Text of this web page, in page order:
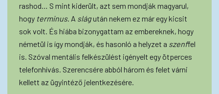
rashod… S mint kiderült, azt sem mondják magyarul,
hogy terminus. A slágután nekem ez már egy kicsit
sok volt. És hiába bizonygattam az embereknek, hogy
németül is így mondják, és hasonló a helyzet a szenffel
is. Szóval mentális felkészülést igényelt egy ötperces
telefonhívás. Szerencsére abból három és felet várni
kellett az ügyintéző jelentkezésére.